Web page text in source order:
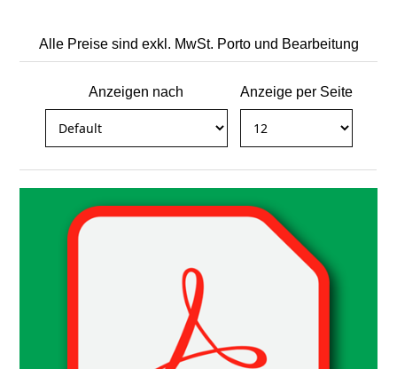
Alle Preise sind exkl. MwSt. Porto und Bearbeitung
Anzeigen nach Anzeige per Seite